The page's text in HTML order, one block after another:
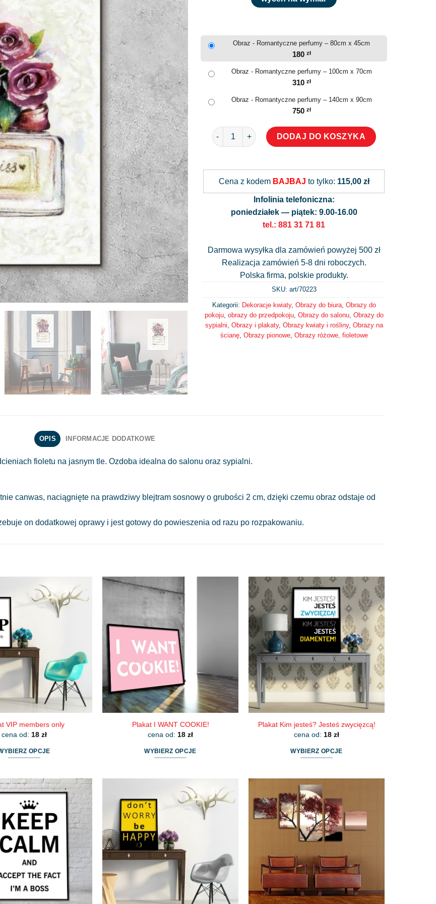
Obraz - Romantyczne perfumy – 80cm x 45cm
180 zł
Obraz - Romantyczne perfumy – 100cm x 70cm
310 zł
Obraz - Romantyczne perfumy – 140cm x 90cm
750 zł
ilość Obraz - Romantyczne perfumy
DODAJ DO KOSZYKA
Cena z kodem BAJBAJ to tylko: 115,00 zł
Infolinia telefoniczna:
poniedziałek — piątek: 9.00-16.00
tel.: 881 31 71 81
Darmowa wysyłka dla zamówień powyżej 500 zł
Realizacja zamówień 5-8 dni roboczych.
Polska firma, polskie produkty.
SKU: art/70223
Kategorii: Dekoracje kwiaty, Obrazy do biura, Obrazy do
pokoju, obrazy do przedpokoju, Obrazy do salonu, Obrazy do
sypialni Obrazy i plakaty, Obrazy kwiaty i rośliny, Obrazy na
ścianę, Obrazy pionowe, Obrazy różowe, fioletowe
OPIS INFORMACJE DODATKOWE
fioletu na jasnym tle. Ozdoba idealna do salonu oraz sypialni.
canwas, naciągnięte na prawdziwy blejtram sosnowy o grubości 2 cm, dzięki czemu obraz odstaje od
on dodatkowej oprawy i jest gotowy do powieszenia od razu po rozpakowaniu.
VIP members only
cena od: 18 zł
OPCJE
ma
wiele
wariantów.
Opcje
wybrać
stronie
produktu
Plakat I WANT COOKIE!
cena od: 18 zł
WYBIERZ OPCJE
wiele
wariantów.
można
wybrać
stronie
produktu
Plakat Kim jesteś? Jesteś zwycięzcą!
cena od: 18 zł
WYBIERZ OPCJE
ma
wiele
wariantów.
Opcje
można
wybrać
na
stronie
produktu